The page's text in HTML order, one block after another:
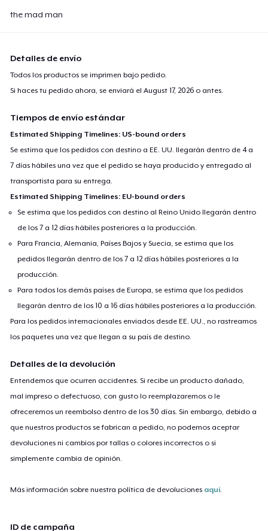
the mad man
Detalles de envío
Todos los productos se imprimen bajo pedido.
Si haces tu pedido ahora, se enviará elAugust 17, 2026 o antes.
Tiempos de envío estándar
Estimated Shipping Timelines: US-bound orders
Se estima que los pedidos con destino a EE. UU. llegarán dentro de 4 a
7 días hábiles una vez que el pedido se haya producido y entregado al
transportista para su entrega.
Estimated Shipping Timelines: EU-bound orders
Se estima que los pedidos con destino al Reino Unido llegarán dentro
de los 7 a 12 días hábiles posteriores a la producción.
Para Francia, Alemania, Países Bajos y Suecia, se estima que los
pedidos llegarán dentro de los 7 a 12 días hábiles posteriores a la
producción.
Para todos los demás países de Europa, se estima que los pedidos
llegarán dentro de los 10 a 16 días hábiles posteriores a la producción.
Para los pedidos internacionales enviados desde EE. UU., no rastreamos
los paquetes una vez que llegan a su país de destino.
Detalles de la devolución
Entendemos que ocurren accidentes. Si recibe un producto dañado,
mal impreso o defectuoso, con gusto lo reemplazaremos o le
ofreceremos un reembolso dentro de los 30 días. Sin embargo, debido a
que nuestros productos se fabrican a pedido, no podemos aceptar
devoluciones ni cambios por tallas o colores incorrectos o si
simplemente cambia de opinión.
Más información sobre nuestra política de devoluciones aquí.
ID de campaña